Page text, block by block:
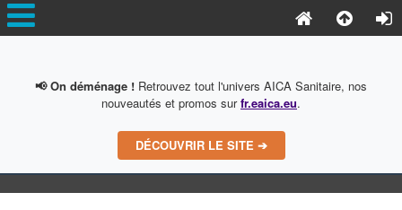
📢 On déménage ! Retrouvez tout l'univers AICA Sanitaire, nos
nouveautés et promos surfr.eaica.eu.
DÉCOUVRIR LE SITE ➔